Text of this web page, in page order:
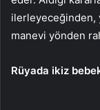
ilerleyeceğinden,
manevi yönden
Rüyada ikiz